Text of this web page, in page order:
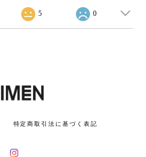
5 0
特定商取引法に基づく表記